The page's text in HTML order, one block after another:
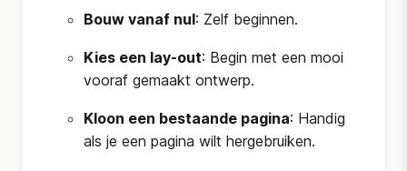
Bouw vanaf nul: Zelf beginnen.
Kies een lay-out: Begin met een mooi
vooraf gemaakt ontwerp.
Kloon een bestaande pagina: Handig
als je een pagina wilt hergebruiken.